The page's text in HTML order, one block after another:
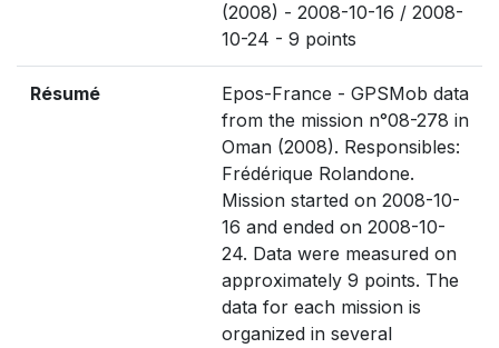
(2008) - 2008-10-16 / 2008-
10-24 - 9 points
Résumé
Epos-France - GPSMob data
from the mission n°08-278 in
Oman (2008). Responsibles:
Frédérique Rolandone.
Mission started on 2008-10-
16 and ended on 2008-10-
24. Data were measured on
approximately 9 points. The
data for each mission is
organized in several